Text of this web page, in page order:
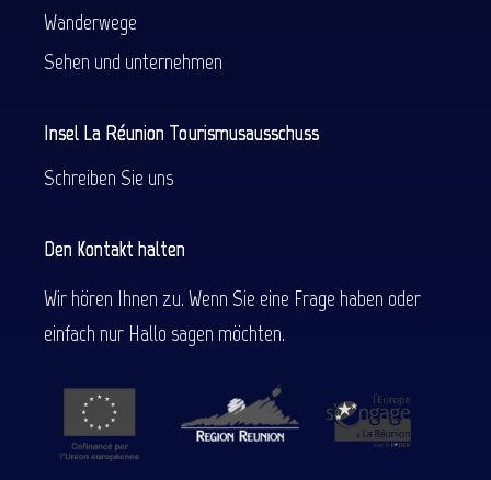
Wanderwege
Sehen und unternehmen
Insel La Réunion Tourismusausschuss
Schreiben Sie uns
Den Kontakt halten
Wir hören Ihnen zu. Wenn Sie eine Frage haben oder
einfach nur Hallo sagen möchten.